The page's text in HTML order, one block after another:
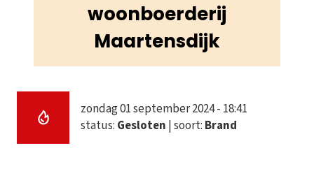
woonboerderij
Maartensdijk
zondag 01 september 2024 - 18:41
status: Gesloten | soort: Brand